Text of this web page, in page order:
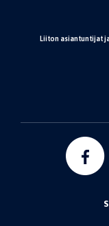
Liiton asiantuntijat